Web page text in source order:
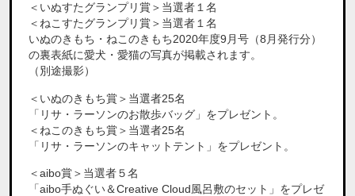
＜いぬすたグランプリ賞＞当選者１名
＜ねこすたグランプリ賞＞当選者１名
いぬのきもち・ねこのきもち2020年度9月号（8月発行分）
の裏表紙に愛犬・愛猫の写真が掲載されます。
（別途撮影）
＜いぬのきもち賞＞当選者25名
「リサ・ラーソンのお散歩バッグ」をプレゼント。
＜ねこのきもち賞＞当選者25名
「リサ・ラーソンのキャットテント」をプレゼント。
＜aibo賞＞当選者５名
「aibo手ぬぐい＆Creative Cloud風呂敷のセット」をプレゼ